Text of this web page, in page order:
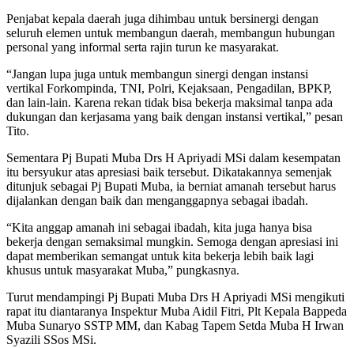
Penjabat kepala daerah juga dihimbau untuk bersinergi dengan
seluruh elemen untuk membangun daerah, membangun hubungan
personal yang informal serta rajin turun ke masyarakat.
“Jangan lupa juga untuk membangun sinergi dengan instansi
vertikal Forkompinda, TNI, Polri, Kejaksaan, Pengadilan, BPKP,
dan lain-lain. Karena rekan tidak bisa bekerja maksimal tanpa ada
dukungan dan kerjasama yang baik dengan instansi vertikal,” pesan
Tito.
Sementara Pj Bupati Muba Drs H Apriyadi MSi dalam kesempatan
itu bersyukur atas apresiasi baik tersebut. Dikatakannya semenjak
ditunjuk sebagai Pj Bupati Muba, ia berniat amanah tersebut harus
dijalankan dengan baik dan menganggapnya sebagai ibadah.
“Kita anggap amanah ini sebagai ibadah, kita juga hanya bisa
bekerja dengan semaksimal mungkin. Semoga dengan apresiasi ini
dapat memberikan semangat untuk kita bekerja lebih baik lagi
khusus untuk masyarakat Muba,” pungkasnya.
Turut mendampingi Pj Bupati Muba Drs H Apriyadi MSi mengikuti
rapat itu diantaranya Inspektur Muba Aidil Fitri, Plt Kepala Bappeda
Muba Sunaryo SSTP MM, dan Kabag Tapem Setda Muba H Irwan
Syazili SSos MSi.